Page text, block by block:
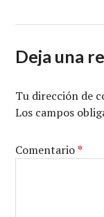
Deja una
Tu dirección de
Los campos
Comentario*